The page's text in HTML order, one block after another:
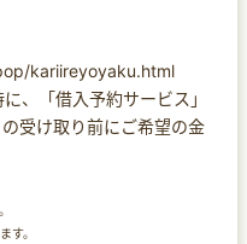
kariireyoyaku.html
、「借入予約サービス」
受け取り前にご希望の金
す。